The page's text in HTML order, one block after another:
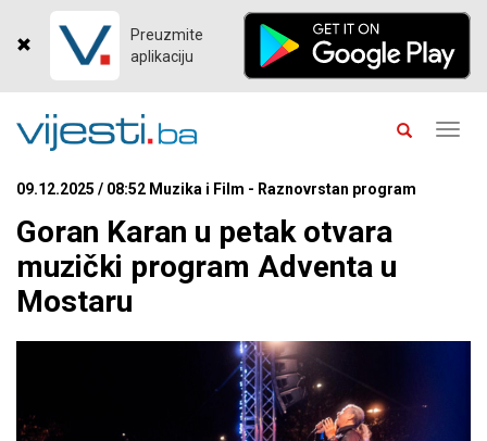
Preuzmite
aplikaciju
09.12.2025 / 08:52 Muzika i Film - Raznovrstan program
Goran Karan u petak otvara
muzički program Adventa u
Mostaru